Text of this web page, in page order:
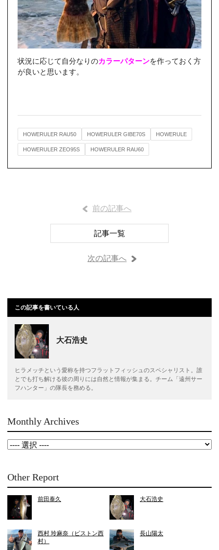
状況に応じて自分なりのカラーパターンを作っておく方
が良いと思います。
HOWERULER RAU50 HOWERULER GIBE70S HOWERULE
HOWERULER ZEO95S HOWERULER RAU60
前の記事へ
記事一覧
次の記事へ
この記事を書いている人
大石浩史
ヒラメッチという愛称を持つフラットフィッシュのスペシャリスト。誰
とでも打ち解ける彼の周りには自然と情報が集まる。チーム「遠州サー
フハンター」の隊長を務める。
Monthly Archives
Other Report
前田泰久 大石浩史
西村 玲麻奈（ピストン西
村）
長山陽太